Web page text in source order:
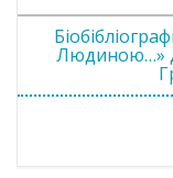
Людиною…»